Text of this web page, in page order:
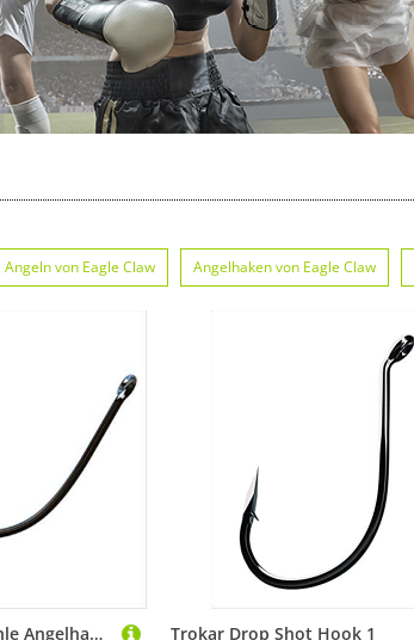
Angeln von Eagle Claw Angelhaken von Eagle Claw
Trokar Inshore Kahle Angelhaken, Unisex-Erwachsene, schwarz/Chrom, 1/0
Trokar Drop Shot Hook 1